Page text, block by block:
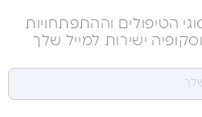
הטיפולים וההתפתחויות
ישירות למייל שלך